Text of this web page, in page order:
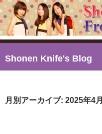
Shonen Knife's Blog
索
ン
月別アーカイブ: 2025年4月